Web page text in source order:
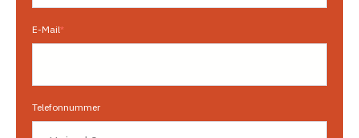
E-Mail*
Telefonnummer